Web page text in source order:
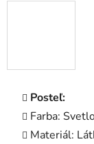
Posteľ:
Farba:
Materiál: